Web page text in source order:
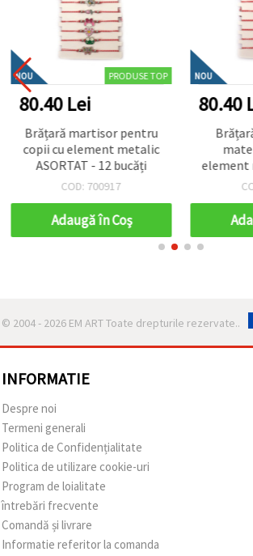
NOU PRODUSE TOP
80.40 Lei
Brățară martisor pentru
copii cu element metalic
ASORTAT - 12 bucăți
COD: 700917
Adaugă în Coş
NOU
80.40
-
© 2004 - 2026 EM ART Toate drepturile rezervate..
INFORMATIE
Despre noi
Termeni generali
Politica de Confidențialitate
Politica de utilizare cookie-uri
Program de loialitate
întrebări frecvente
Comandă și livrare
Informatie referitor la comanda